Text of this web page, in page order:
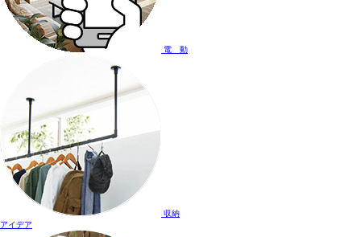
電 動
収納
アイデア